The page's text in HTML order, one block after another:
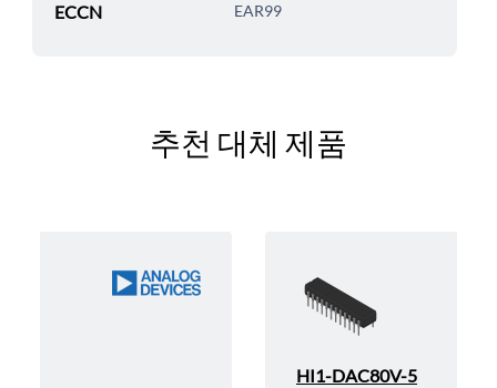
ECCN EAR99
추천 대체 제품
HI1-DAC80V-5